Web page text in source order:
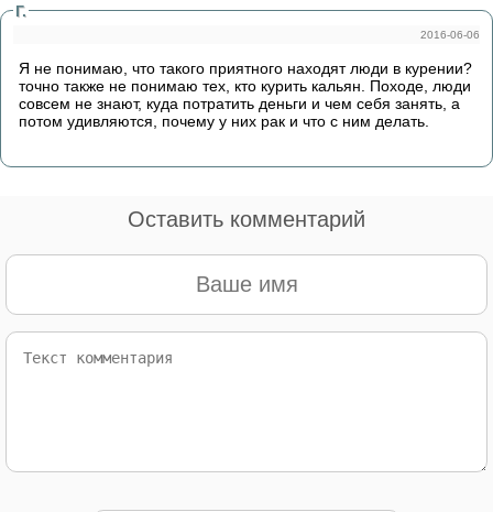
Г.
2016-06-06
Я не понимаю, что такого приятного находят люди в курении?
точно также не понимаю тех, кто курить кальян. Походе, люди
совсем не знают, куда потратить деньги и чем себя занять, а
потом удивляются, почему у них рак и что с ним делать.
Оставить комментарий